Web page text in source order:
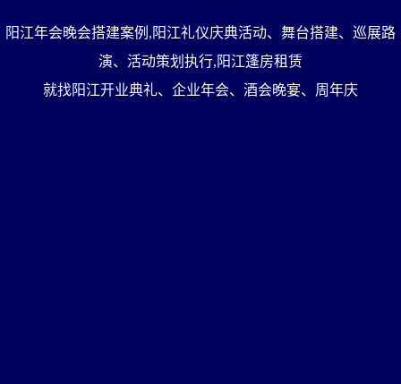
阳江年会晚会搭建案例,阳江礼仪庆典活动、舞台搭建、巡展路
演、活动策划执行,阳江篷房租赁
就找阳江开业典礼、企业年会、酒会晚宴、周年庆